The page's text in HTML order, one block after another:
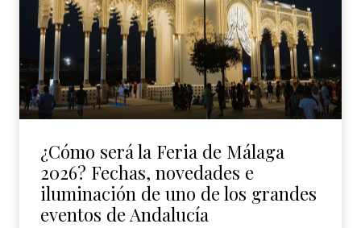
¿Cómo será la Feria de Málaga
2026? Fechas, novedades e
iluminación de uno de los grandes
eventos de Andalucía